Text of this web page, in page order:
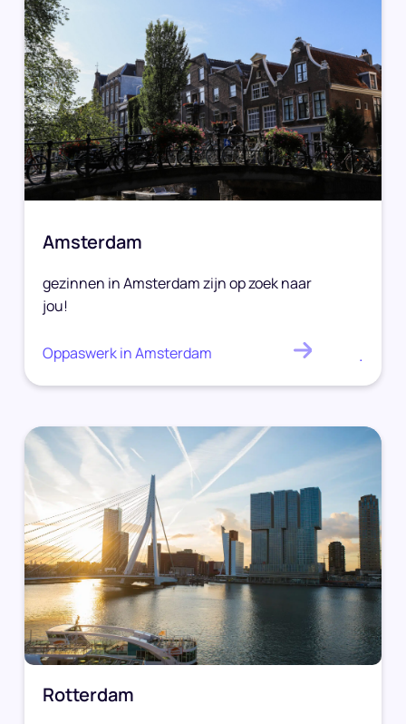
Amsterdam
gezinnen in Amsterdam zijn op zoek naar
jou!
Oppaswerk in Amsterdam .
Rotterdam